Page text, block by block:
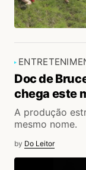
Doc de
chega este
A produção
mesmo nome.
by Do Leitor